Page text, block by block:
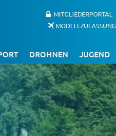
MITGLIEDERPORTAL
MODELLZULASSUNG
DROHNEN JUGEND